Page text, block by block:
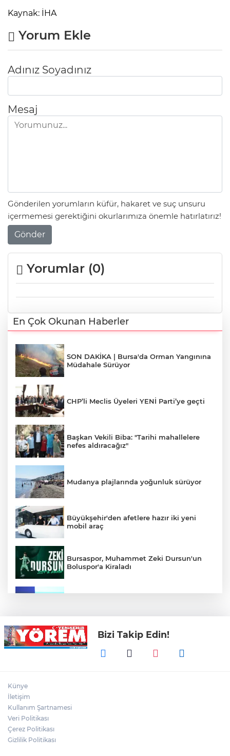
Kaynak: İHA
Yorum Ekle
Adınız Soyadınız
Mesaj
Gönderilen yorumların küfür, hakaret ve suç unsuru
içermemesi gerektiğini okurlarımıza önemle hatırlatırız!
Gönder
Yorumlar (0)
En Çok Okunan Haberler
SON DAKİKA | Bursa'da Orman Yangınına
Müdahale Sürüyor
CHP’li Meclis Üyeleri YENİ Parti’ye geçti
Başkan Vekili Biba: "Tarihi mahallelere
nefes aldıracağız"
Mudanya plajlarında yoğunluk sürüyor
Büyükşehir'den afetlere hazır iki yeni
mobil araç
Bursaspor, Muhammet Zeki Dursun'un
Boluspor'a Kiraladı
Bursa'nın Temmuz ayı ihracatı 3 milyar
914 milyon dolara ulaştı
Bizi Takip Edin!
Künye
İletişim
Kullanım Şartnamesi
Veri Politikası
Çerez Politikası
Gizlilik Politikası